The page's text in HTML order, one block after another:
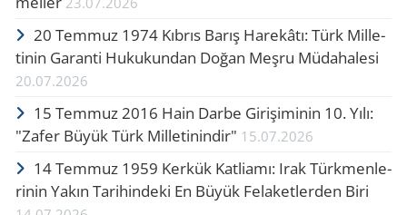
20 Tem­muz 1974 Kıb­rıs Barış Ha­re­kâ­tı: Türk Mil­le­
ti­nin Ga­ran­ti Hu­ku­kun­dan Doğan Meşru Mü­da­ha­le­si
20.07.2026
15 Tem­muz 2016 Hain Darbe Gi­ri­şi­mi­nin 10. Yılı:
"Zafer Büyük Türk Mil­le­ti­nin­dir" 15.07.2026
14 Tem­muz 1959 Ker­kük Kat­li­amı: Irak Türk­men­le­
ri­nin Yakın Ta­ri­hin­de­ki En Büyük Fe­la­ket­ler­den Biri